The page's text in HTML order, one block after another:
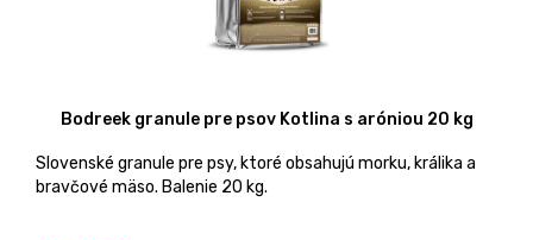
Bodreek granule pre psov Kotlina s aróniou 20 kg
Slovenské granule pre psy, ktoré obsahujú morku, králika a
bravčové mäso. Balenie 20 kg.